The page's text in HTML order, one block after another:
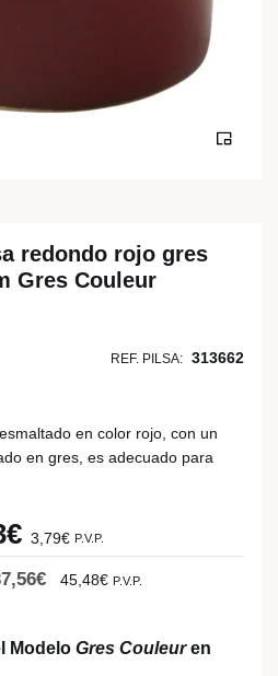
redondo rojo gres
Gres Couleur
REF. PILSA: 313662
en color rojo, con un
en gres, es adecuado para
3,79€ P.V.P.
45,48€ P.V.P.
Modelo Gres Couleuren